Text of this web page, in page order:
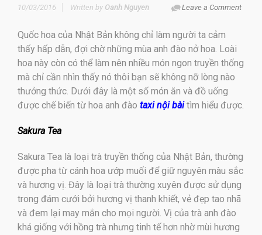
10/03/2016 Leave a Comment
Written by Oanh Nguyen
Quốc hoa của Nhật Bản không chỉ làm người ta cảm
thấy hấp dẫn, đợi chờ những mùa anh đào nở hoa. Loài
hoa này còn có thể làm nên nhiều món ngon truyền thống
mà chỉ cần nhìn thấy nó thôi bạn sẽ không nỡ lòng nào
thưởng thức. Dưới đây là một số món ăn và đồ uống
được chế biến từ hoa anh đào taxi nội bàitìm hiểu được.
Sakura Tea
Sakura Tea là loại trà truyền thống của Nhật Bản, thường
được pha từ cánh hoa ướp muối để giữ nguyên màu sắc
và hương vị. Đây là loại trà thường xuyên được sử dụng
trong đám cưới bởi hương vị thanh khiết, vẻ đẹp tao nhã
và đem lại may mắn cho mọi người. Vị của trà anh đào
khá giống với hồng trà nhưng tinh tế hơn nhờ mùi hương